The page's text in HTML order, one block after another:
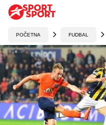
POČETNA FUDBAL